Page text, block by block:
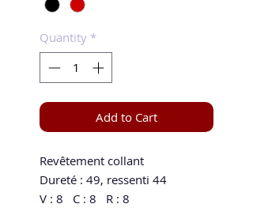
Quantity *
Add to Cart
Revêtement collant
Dureté : 49, ressenti 44
V : 8   C : 8   R : 8